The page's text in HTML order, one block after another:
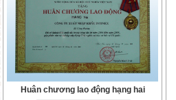
Huân chương lao động hạng hai